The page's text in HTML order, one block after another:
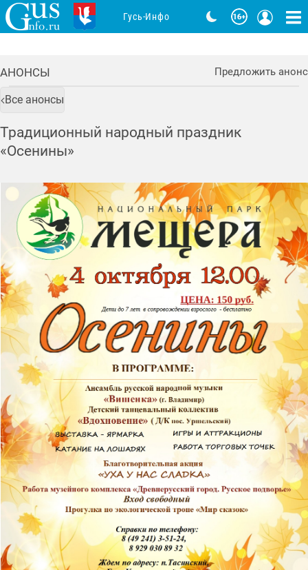
АНОНСЫ Предложить анонс
Все анонсы
Традиционный народный праздник
«Осенины»
Гусь-Инфо